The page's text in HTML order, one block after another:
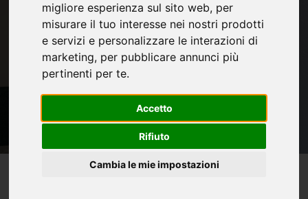
migliore esperienza sul sito web, per
misurare il tuo interesse nei nostri prodotti
e servizi e personalizzare le interazioni di
marketing, per pubblicare annunci più
pertinenti per te.
Accetto
Rifiuto
Cambia le mie impostazioni